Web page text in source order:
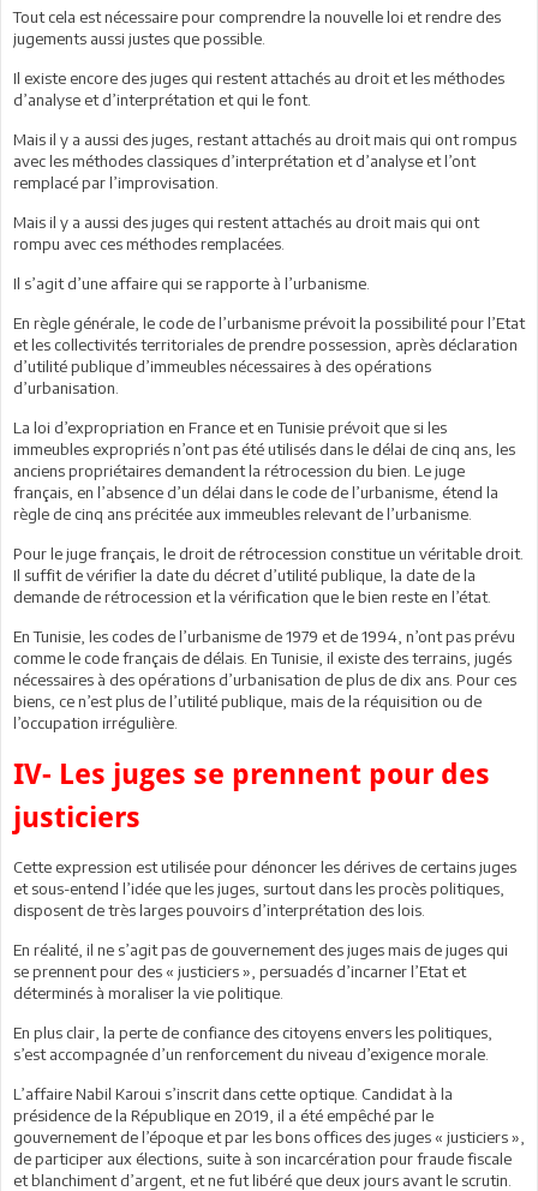
Tout cela est nécessaire pour comprendre la nouvelle loi et rendre des
jugements aussi justes que possible.
Il existe encore des juges qui restent attachés au droit et les méthodes
d’analyse et d’interprétation et qui le font.
Mais il y a aussi des juges, restant attachés au droit mais qui ont rompus
avec les méthodes classiques d’interprétation et d’analyse et l’ont
remplacé par l’improvisation.
Mais il y a aussi des juges qui restent attachés au droit mais qui ont
rompu avec ces méthodes remplacées.
Il s’agit d’une affaire qui se rapporte à l’urbanisme.
En règle générale, le code de l’urbanisme prévoit la possibilité pour l’Etat
et les collectivités territoriales de prendre possession, après déclaration
d’utilité publique d’immeubles nécessaires à des opérations
d’urbanisation.
La loi d’expropriation en France et en Tunisie prévoit que si les
immeubles expropriés n’ont pas été utilisés dans le délai de cinq ans, les
anciens propriétaires demandent la rétrocession du bien. Le juge
français, en l’absence d’un délai dans le code de l’urbanisme, étend la
règle de cinq ans précitée aux immeubles relevant de l’urbanisme.
Pour le juge français, le droit de rétrocession constitue un véritable droit.
Il suffit de vérifier la date du décret d’utilité publique, la date de la
demande de rétrocession et la vérification que le bien reste en l’état.
En Tunisie, les codes de l’urbanisme de 1979 et de 1994, n’ont pas prévu
comme le code français de délais. En Tunisie, il existe des terrains, jugés
nécessaires à des opérations d’urbanisation de plus de dix ans. Pour ces
biens, ce n’est plus de l’utilité publique, mais de la réquisition ou de
l’occupation irrégulière.
IV- Les juges se prennent pour des
justiciers
Cette expression est utilisée pour dénoncer les dérives de certains juges
et sous-entend l’idée que les juges, surtout dans les procès politiques,
disposent de très larges pouvoirs d’interprétation des lois.
En réalité, il ne s’agit pas de gouvernement des juges mais de juges qui
se prennent pour des « justiciers », persuadés d’incarner l’Etat et
déterminés à moraliser la vie politique.
En plus clair, la perte de confiance des citoyens envers les politiques,
s’est accompagnée d’un renforcement du niveau d’exigence morale.
L’affaire Nabil Karoui s’inscrit dans cette optique. Candidat à la
présidence de la République en 2019, il a été empêché par le
gouvernement de l’époque et par les bons offices des juges « justiciers »,
de participer aux élections, suite à son incarcération pour fraude fiscale
et blanchiment d’argent, et ne fut libéré que deux jours avant le scrutin.